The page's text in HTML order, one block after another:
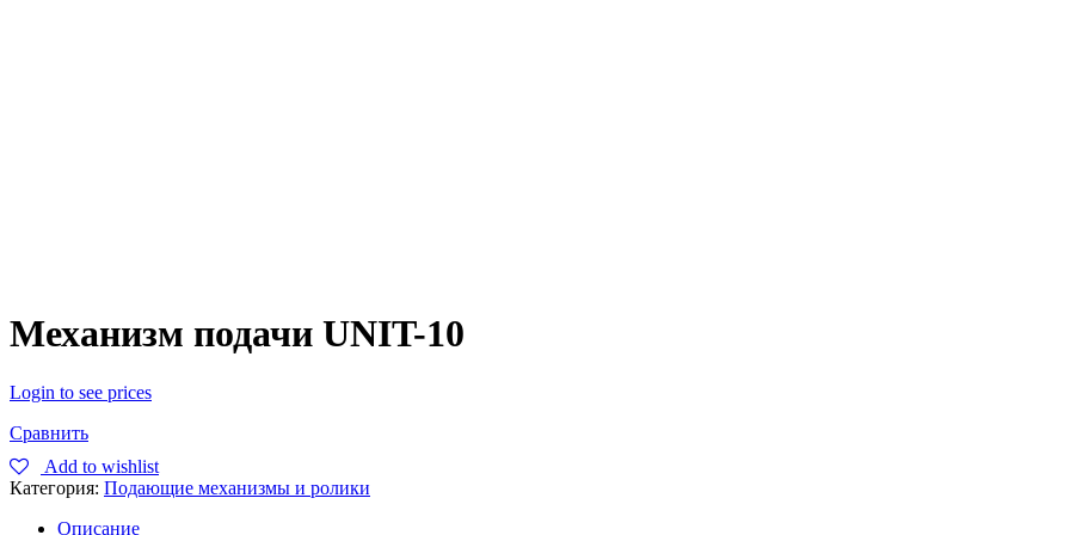
Механизм подачи UNIT-10
Login to see prices
Сравнить
Add to wishlist
Категория: Подающие механизмы и ролики
Описание